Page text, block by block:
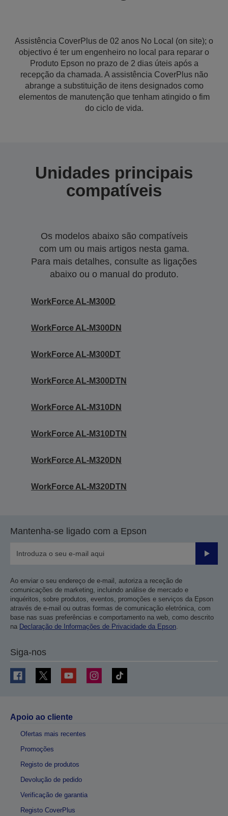
Assistência CoverPlus de 02 anos No Local (on site); o
objectivo é ter um engenheiro no local para reparar o
Produto Epson no prazo de 2 dias úteis após a
recepção da chamada. A assistência CoverPlus não
abrange a substituição de itens designados como
elementos de manutenção que tenham atingido o fim
do ciclo de vida.
Unidades principais
compatíveis
Os modelos abaixo são compatíveis
com um ou mais artigos nesta gama.
Para mais detalhes, consulte as ligações
abaixo ou o manual do produto.
WorkForce AL-M300D
WorkForce AL-M300DN
WorkForce AL-M300DT
WorkForce AL-M300DTN
WorkForce AL-M310DN
WorkForce AL-M310DTN
WorkForce AL-M320DN
WorkForce AL-M320DTN
Mantenha-se ligado com a Epson
Enviar
Ao enviar o seu endereço de e-mail, autoriza a receção de
comunicações de marketing, incluindo análise de mercado e
inquéritos, sobre produtos, eventos, promoções e serviços da Epson
através de e-mail ou outras formas de comunicação eletrónica, com
base nas suas preferências e comportamento na web, como descrito
na Declaração de Informações de Privacidade da Epson.
Siga-nos
Apoio ao cliente
Ofertas mais recentes
Promoções
Registo de produtos
Devolução de pedido
Verificação de garantia
Registo CoverPlus